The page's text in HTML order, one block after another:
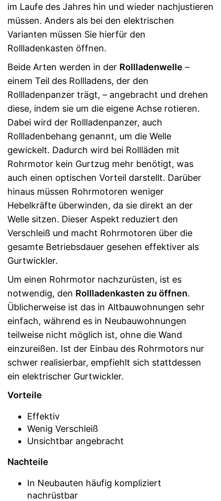
im Laufe des Jahres hin und wieder nachjustieren
müssen. Anders als bei den elektrischen
Varianten müssen Sie hierfür den
Rollladenkasten öffnen.
Beide Arten werden in der Rollladenwelle –
einem Teil des Rollladens, der den
Rollladenpanzer trägt, – angebracht und drehen
diese, indem sie um die eigene Achse rotieren.
Dabei wird der Rollladenpanzer, auch
Rollladenbehang genannt, um die Welle
gewickelt. Dadurch wird bei Rollläden mit
Rohrmotor kein Gurtzug mehr benötigt, was
auch einen optischen Vorteil darstellt. Darüber
hinaus müssen Rohrmotoren weniger
Hebelkräfte überwinden, da sie direkt an der
Welle sitzen. Dieser Aspekt reduziert den
Verschleiß und macht Rohrmotoren über die
gesamte Betriebsdauer gesehen effektiver als
Gurtwickler.
Um einen Rohrmotor nachzurüsten, ist es
notwendig, den Rollladenkasten zu öffnen.
Üblicherweise ist das in Altbauwohnungen sehr
einfach, während es in Neubauwohnungen
teilweise nicht möglich ist, ohne die Wand
einzureißen. Ist der Einbau des Rohrmotors nur
schwer realisierbar, empfiehlt sich stattdessen
ein elektrischer Gurtwickler.
Vorteile
Effektiv
Wenig Verschleiß
Unsichtbar angebracht
Nachteile
In Neubauten häufig kompliziert
nachrüstbar